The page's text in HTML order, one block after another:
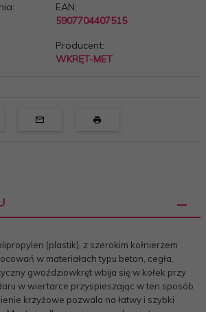
EAN:
5907704407515
Producent:
WKRĘT-MET
(plastik), z szerokim kołnierzem
w materiałach typu beton, cegła,
gwoździowkręt wbija się w kołek przy
w wiertarce przyspieszając w ten sposób
krzyżowe pozwala na łatwy i szybki